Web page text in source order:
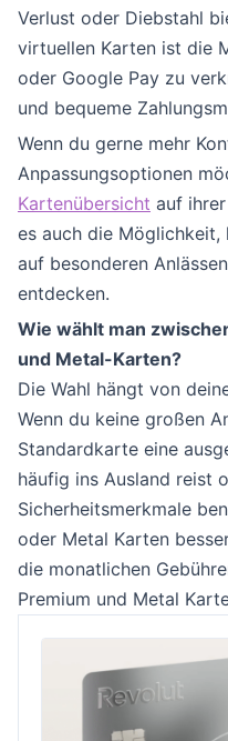
Verlust oder Diebstahl
virtuellen Karten ist die
oder Google Pay zu
und bequeme
Wenn du gerne mehr
Anpassungsoptionen
Kartenübersicht auf
es auch die
auf besonderen
entdecken.
Wie wählt man
und Metal-Karten?
Die Wahl hängt von
Wenn du keine großen
Standardkarte eine
häufig ins Ausland reist
Sicherheitsmerkmale
oder Metal Karten
die monatlichen
Premium und Metal